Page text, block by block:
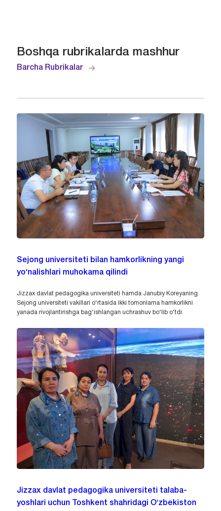
Boshqa rubrikalarda mashhur
Barcha Rubrikalar
Sejong universiteti bilan hamkorlikning yangi
yo‘nalishlari muhokama qilindi
Jizzax davlat pedagogika universiteti hamda Janubiy Koreyaning
Sejong universiteti vakillari o‘rtasida ikki tomonlama hamkorlikni
yanada rivojlantirishga bag‘ishlangan uchrashuv bo‘lib o‘tdi.
Jizzax davlat pedagogika universiteti talaba-
yoshlari uchun Toshkent shahridagi O‘zbekiston